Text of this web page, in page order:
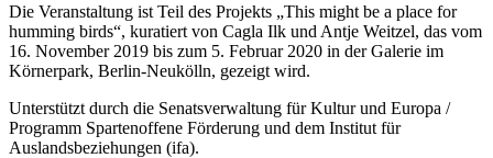
Die Veranstaltung ist Teil des Projekts „This might be a place for
humming birds“, kuratiert von Cagla Ilk und Antje Weitzel, das vom
16. November 2019 bis zum 5. Februar 2020 in der Galerie im
Körnerpark, Berlin-Neukölln, gezeigt wird.
Unterstützt durch die Senatsverwaltung für Kultur und Europa /
Programm Spartenoffene Förderung und dem Institut für
Auslandsbeziehungen (ifa).